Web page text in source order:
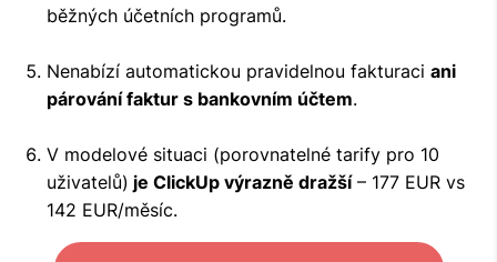
běžných účetních programů.
Nenabízí automatickou pravidelnou fakturaci ani
párování faktur s bankovním účtem.
V modelové situaci (porovnatelné tarify pro 10
uživatelů) je ClickUp výrazně dražší– 177 EUR vs
142 EUR/měsíc.